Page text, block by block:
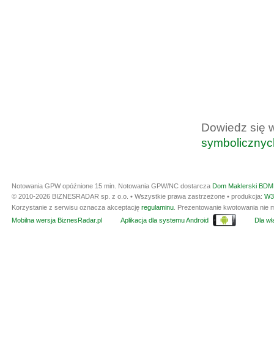
Dowiedz się
Notowania GPW opóźnione 15 min. Notowania GPW/NC dostarcza Dom Maklerski
© 2010-2026 BIZNESRADAR sp. z o.o. • Wszystkie prawa zastrzeżone • produkcja:
Korzystanie z serwisu oznacza akceptację regulaminu . Prezentowanie kwotowania
Mobilna wersja BiznesRadar.pl
Aplikacja dla systemu Android Dla